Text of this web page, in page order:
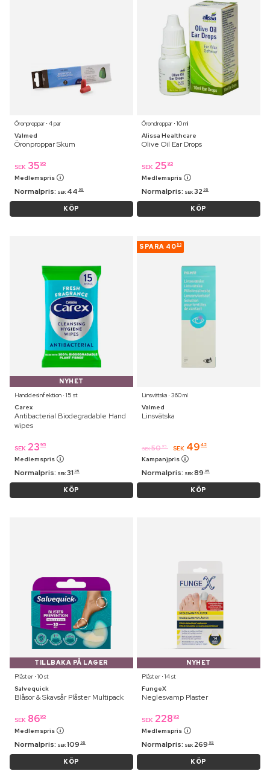
Öronproppar ⋅ 4 par
Valmed
Öronproppar Skum
SEK 35 95
Medlemspris
Normalpris: SEK 44 95
KÖP
Örondroppar ⋅ 10 ml
Alissa Healthcare
Olive Oil Ear Drops
SEK 25 95
Medlemspris
Normalpris: SEK 32 95
KÖP
NYHET
Handdesinfektion ⋅ 15 st
Carex
Antibacterial Biodegradable Hand
wipes
SEK 23 95
Medlemspris
Normalpris: SEK 31 95
KÖP
SPARA 40 53
Linsvätska ⋅ 360 ml
Valmed
Linsvätska
SEK 50 95 SEK 49 42
Kampanjpris
Normalpris: SEK 89 95
KÖP
TILLBAKA PÅ LAGER
Plåster ⋅ 10 st
Salvequick
Blåsor & Skavsår Plåster Multipack
SEK 8695
Medlemspris
Normalpris: SEK 109 95
KÖP
NYHET
Plåster ⋅ 14 st
FungeX
Neglesvamp Plaster
SEK 228 95
Medlemspris
Normalpris: SEK 269 95
KÖP